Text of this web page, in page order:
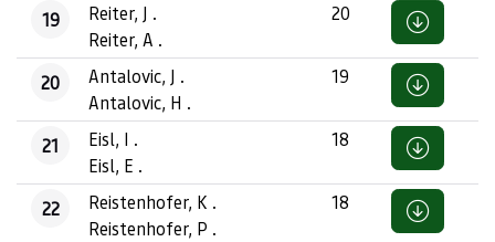
19
Reiter, J .
Reiter, A .
20
20
Antalovic, J .
Antalovic, H .
19
21
Eisl, I .
Eisl, E .
18
22
Reistenhofer, K .
Reistenhofer, P .
18